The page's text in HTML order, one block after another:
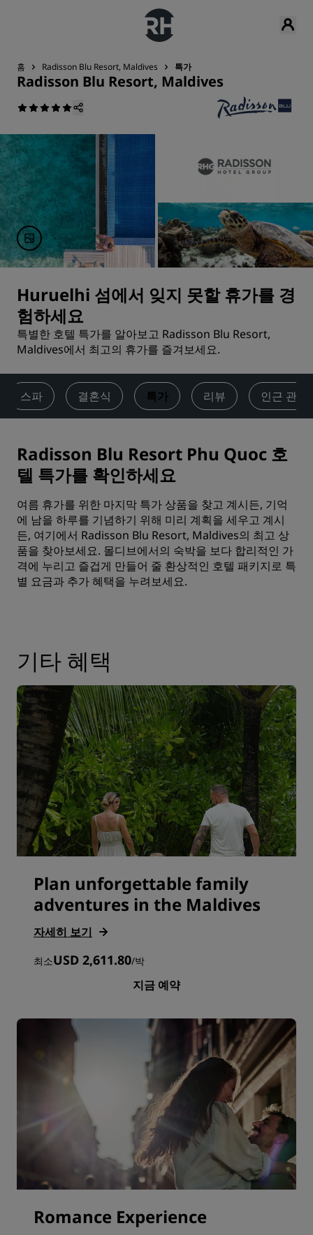
홈 Radisson Blu Resort, Maldives 특가
Radisson Blu Resort, Maldives
Huruelhi 섬에서 잊지 못할 휴가를 경
험하세요
특별한 호텔 특가를 알아보고 Radisson Blu Resort,
Maldives에서 최고의 휴가를 즐겨보세요.
스파 결혼식 특가 리뷰 인근 관광
Radisson Blu Resort Phu Quoc 호
텔 특가를 확인하세요
여름 휴가를 위한 마지막 특가 상품을 찾고 계시든, 기억
에 남을 하루를 기념하기 위해 미리 계획을 세우고 계시
든, 여기에서 Radisson Blu Resort, Maldives의 최고 상
품을 찾아보세요. 몰디브에서의 숙박을 보다 합리적인 가
격에 누리고 즐겁게 만들어 줄 환상적인 호텔 패키지로 특
별 요금과 추가 혜택을 누려보세요.
기타 혜택
Plan unforgettable family
adventures in the Maldives
자세히 보기
최소USD 2,611.80/박
지금 예약
Romance Experience